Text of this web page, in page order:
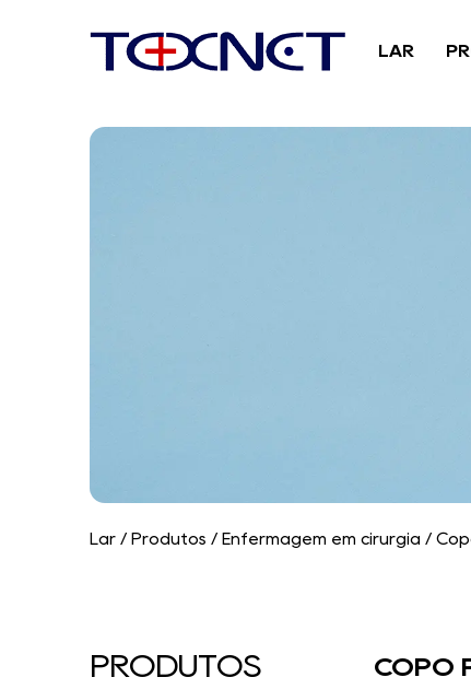
LAR
Lar / Produtos / Enfermagem em cirurgia /
PRODUTOS COPO